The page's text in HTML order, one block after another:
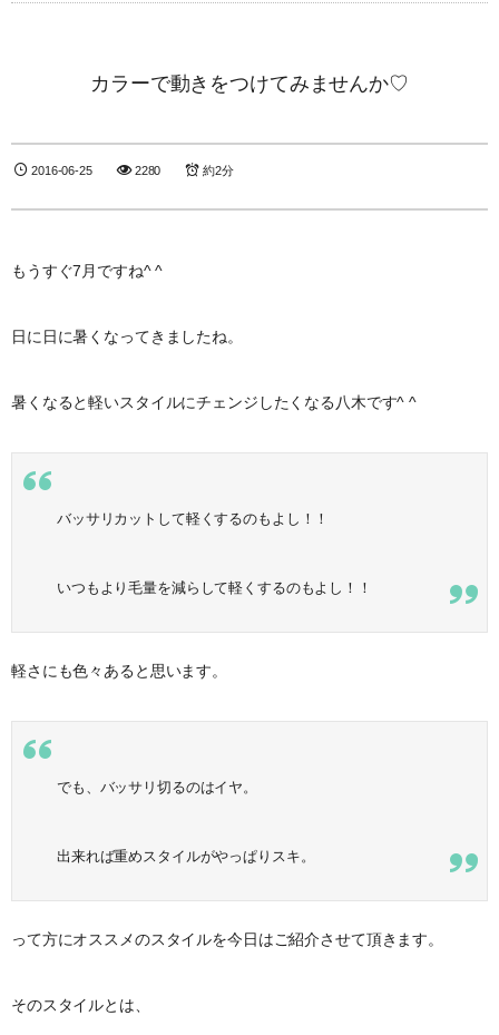
カラーで動きをつけてみませんか♡
2016-06-25 2280 約2分
もうすぐ7月ですね^ ^
日に日に暑くなってきましたね。
暑くなると軽いスタイルにチェンジしたくなる八木です^ ^
バッサリカットして軽くするのもよし！！
いつもより毛量を減らして軽くするのもよし！！
軽さにも色々あると思います。
でも、バッサリ切るのはイヤ。
出来れば重めスタイルがやっぱりスキ。
って方にオススメのスタイルを今日はご紹介させて頂きます。
そのスタイルとは、